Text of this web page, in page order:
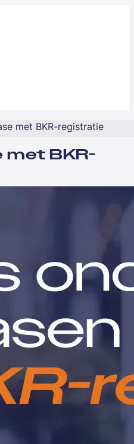
met BKR-registratie
met BKR-